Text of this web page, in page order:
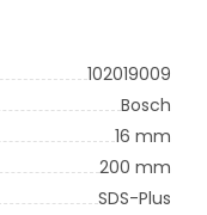
102019009
Bosch
16 mm
200 mm
SDS-Plus